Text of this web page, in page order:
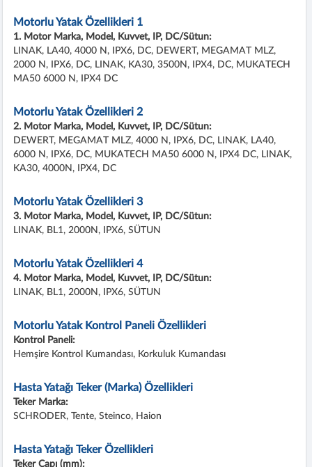
Motorlu Yatak Özellikleri 1
1. Motor Marka, Model, Kuvvet, IP, DC/Sütun:
LINAK, LA40, 4000 N, IPX6, DC, DEWERT, MEGAMAT MLZ,
2000 N, IPX6, DC, LINAK, KA30, 3500N, IPX4, DC, MUKATECH
MA50 6000 N, IPX4 DC
Motorlu Yatak Özellikleri 2
2. Motor Marka, Model, Kuvvet, IP, DC/Sütun:
DEWERT, MEGAMAT MLZ, 4000 N, IPX6, DC, LINAK, LA40,
6000 N, IPX6, DC, MUKATECH MA50 6000 N, IPX4 DC, LINAK,
KA30, 4000N, IPX4, DC
Motorlu Yatak Özellikleri 3
3. Motor Marka, Model, Kuvvet, IP, DC/Sütun:
LINAK, BL1, 2000N, IPX6, SÜTUN
Motorlu Yatak Özellikleri 4
4. Motor Marka, Model, Kuvvet, IP, DC/Sütun:
LINAK, BL1, 2000N, IPX6, SÜTUN
Motorlu Yatak Kontrol Paneli Özellikleri
Kontrol Paneli:
Hemşire Kontrol Kumandası, Korkuluk Kumandası
Hasta Yatağı Teker (Marka) Özellikleri
Teker Marka:
SCHRODER, Tente, Steinco, Haion
Hasta Yatağı Teker Özellikleri
Teker Çapı (mm):